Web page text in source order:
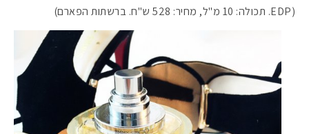
(EDP. תכולה: 10 מ"ל, מחיר: 528 ש"ח. ברשתות הפארם)